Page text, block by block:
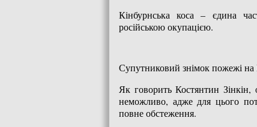
Кінбурнська коса – єдина
російською окупацією.
Супутниковий знімок пожежі на
Як говорить Костянтин Зінкін,
неможливо, адже для цього
повне обстеження.